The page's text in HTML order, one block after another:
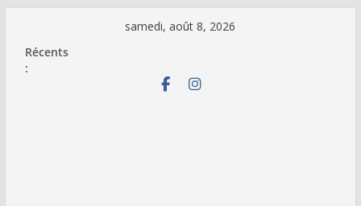
contenu
samedi, août 8, 2026
Récents
: